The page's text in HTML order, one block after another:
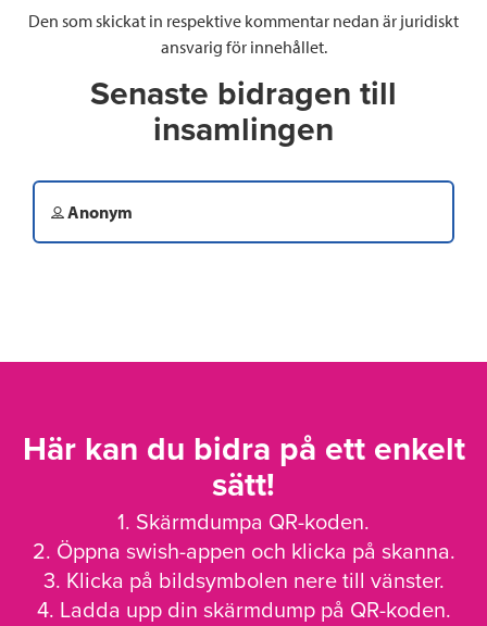
Den som skickat in respektive kommentar nedan är juridiskt
ansvarig för innehållet.
Senaste bidragen till
insamlingen
Anonym
Här kan du bidra på ett enkelt
sätt!
1. Skärmdumpa QR-koden.
2. Öppna swish-appen och klicka på skanna.
3. Klicka på bildsymbolen nere till vänster.
4. Ladda upp din skärmdump på QR-koden.